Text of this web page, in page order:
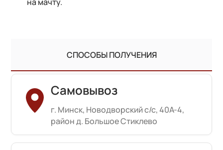
СПОСОБЫ ПОЛУЧЕНИЯ
Самовывоз
г. Минск, Новодворский с/с, 40А-4,
район д. Большое Стиклево